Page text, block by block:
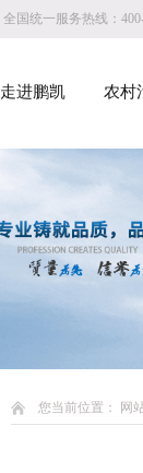
全国统一服务热线：
走进鹏凯 农村
您当前位置： 网